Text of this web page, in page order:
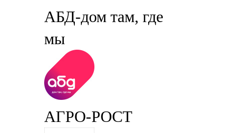
АБД-дом там, где
мы
АГРО-РОСТ